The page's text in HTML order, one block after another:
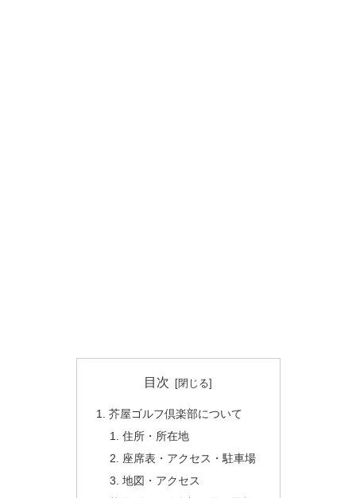
目次
芥屋ゴルフ倶楽部について
住所・所在地
座席表・アクセス・駐車場
地図・アクセス